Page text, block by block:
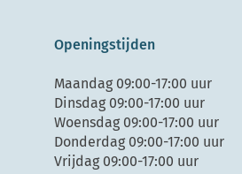
Openingstijden
Maandag 09:00-17:00 uur
Dinsdag 09:00-17:00 uur
Woensdag 09:00-17:00 uur
Donderdag 09:00-17:00 uur
Vrijdag 09:00-17:00 uur